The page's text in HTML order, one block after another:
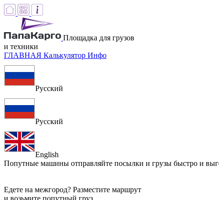
Площадка для грузов
и техники
ГЛАВНАЯ Калькулятор Инфо
Русский
Русский
English
Попутные машины отправляйте посылки и грузы быстро и
Едете на межгород? Разместите маршрут
и возьмите попутный груз